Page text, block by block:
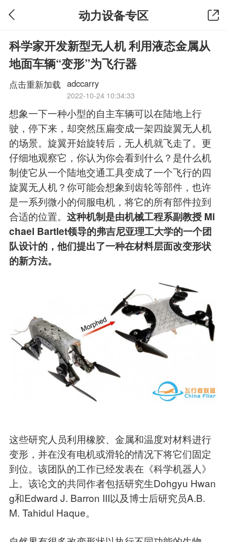
动力设备专区
科学家开发新型无人机 利用液态金属从
地面车辆“变形”为飞行器
点击重新加载 adccarry
2022-10-24 10:34:33
想象一下一种小型的自主车辆可以在陆地上行
驶，停下来，却突然压扁变成一架四旋翼无人机
的场景。旋翼开始旋转后，无人机就飞走了。更
仔细地观察它，你认为你会看到什么？是什么机
制使它从一个陆地交通工具变成了一个飞行的四
旋翼无人机？你可能会想象到齿轮等部件，也许
是一系列微小的伺服电机，将它的所有部件拉到
合适的位置。 这种机制是由机械工程系副教授 Mi
chael Bartlet领导的弗吉尼亚理工大学的一个团
队设计的，他们提出了一种在材料层面改变形状
的新方法。
这些研究人员利用橡胶、金属和温度对材料进行
变形，并在没有电机或滑轮的情况下将它们固定
到位。该团队的工作已经发表在《科学机器人》
上。该论文的共同作者包括研究生Dohgyu Hwan
g和Edward J. Barron III以及博士后研究员A.B.
M. Tahidul Haque。